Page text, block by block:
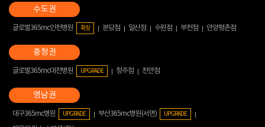
글로벌365mc인천병원 확장 분당점 일산점 수원점 부천점 안양평촌점
글로벌365mc대전병원 UPGRADE 청주점 천안점
대구365mc병원 UPGRADE 부산365mc병원(서면) UPGRADE